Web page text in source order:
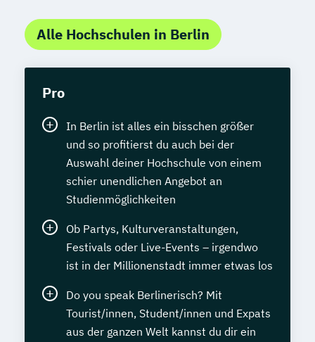
Alle Hochschulen in Berlin
Pro
In Berlin ist alles ein bisschen größer
und so profitierst du auch bei der
Auswahl deiner Hochschule von einem
schier unendlichen Angebot an
Studienmöglichkeiten
Ob Partys, Kulturveranstaltungen,
Festivals oder Live-Events – irgendwo
ist in der Millionenstadt immer etwas los
Do you speak Berlinerisch? Mit
Tourist/innen, Student/innen und Expats
aus der ganzen Welt kannst du dir ein